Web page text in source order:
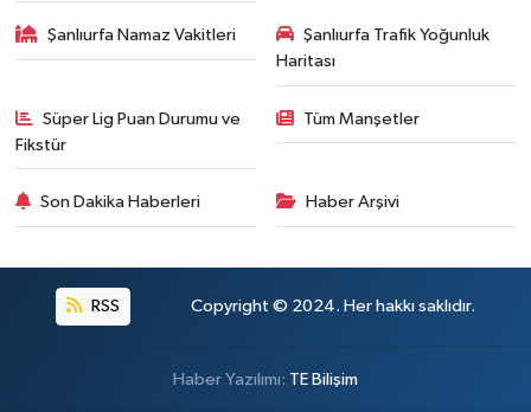
Şanlıurfa Namaz Vakitleri
Şanlıurfa Trafik Yoğunluk
Haritası
Süper Lig Puan Durumu ve
Fikstür
Tüm Manşetler
Son Dakika Haberleri Haber Arşivi
RSS Copyright © 2024. Her hakkı saklıdır.
Haber Yazılımı: TE Bilişim